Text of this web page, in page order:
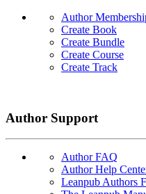
Author
Create Book
Create Bundle
Create Course
Create Track
Author Support
Author FAQ
Author Help
Leanpub Authors